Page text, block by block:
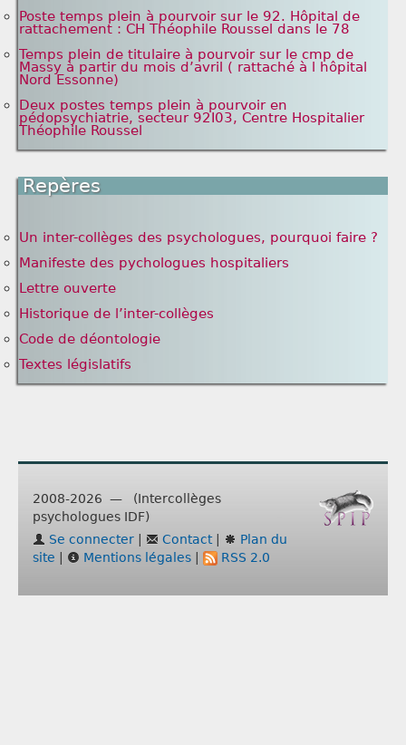
Poste temps plein à pourvoir sur le 92. Hôpital de
rattachement : CH Théophile Roussel dans le 78
Temps plein de titulaire à pourvoir sur le cmp de
Massy à partir du mois d’avril ( rattaché à l hôpital
Nord Essonne)
Deux postes temps plein à pourvoir en
pédopsychiatrie, secteur 92I03, Centre Hospitalier
Théophile Roussel
Repères
Un inter-collèges des psychologues, pourquoi faire ?
Manifeste des pychologues hospitaliers
Lettre ouverte
Historique de l’inter-collèges
Code de déontologie
Textes législatifs
2008-2026 — (Intercollèges
psychologues IDF)
Se connecter | Contact|
Plan du
site | Mentions légales | RSS 2.0